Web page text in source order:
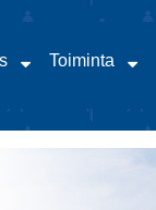
Toiminta